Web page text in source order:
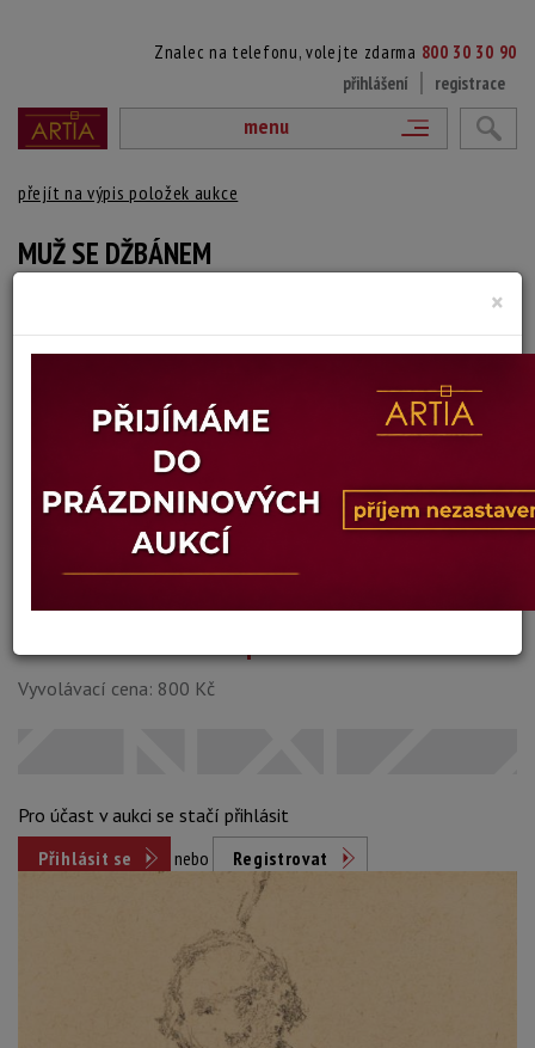
Znalec na telefonu, volejte zdarma 800 30 30 90
přihlášení
registrace
menu
přejít na výpis položek aukce
MUŽ SE DŽBÁNEM
(1884 Praha - 1963)
Technika: kresba
Šířka: 105 mm cm, výška: 210 mm cm, rámování: volný list 29,5 x 21
Konec dražby:11.06.2026 20:00 SELČ
Vyvolávací cena: 800 Kč
Pro účast v aukci se stačí přihlásit
Přihlásit se
nebo Registrovat
×